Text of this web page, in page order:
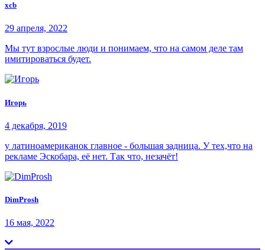
xcb
29 апреля, 2022
Мы тут взрослые люди и понимаем, что на самом деле там
имитироваться будет.
Игорь
4 декабря, 2019
у латиноамериканок главное - большая задница. У тех,что на
рекламе Эскобара, её нет. Так что, незачёт!
DimProsh
16 мая, 2022